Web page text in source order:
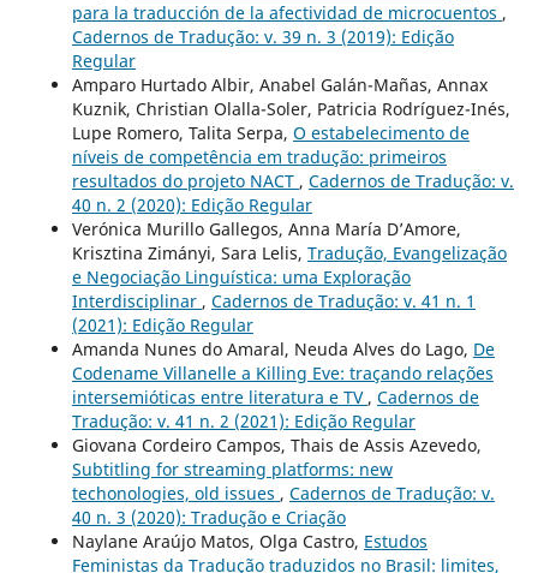
para la traducción de la afectividad de microcuentos ,
Cadernos de Tradução: v. 39 n. 3 (2019): Edição
Regular
Amparo Hurtado Albir, Anabel Galán-Mañas, Annax
Kuznik, Christian Olalla-Soler, Patricia Rodríguez-Inés,
Lupe Romero, Talita Serpa, O estabelecimento de
níveis de competência em tradução: primeiros
resultados do projeto NACT , Cadernos de Tradução: v.
40 n. 2 (2020): Edição Regular
Verónica Murillo Gallegos, Anna María D’Amore,
Krisztina Zimányi, Sara Lelis, Tradução, Evangelização
e Negociação Linguística: uma Exploração
Interdisciplinar , Cadernos de Tradução: v. 41 n. 1
(2021): Edição Regular
Amanda Nunes do Amaral, Neuda Alves do Lago, De
Codename Villanelle a Killing Eve: traçando relações
intersemióticas entre literatura e TV , Cadernos de
Tradução: v. 41 n. 2 (2021): Edição Regular
Giovana Cordeiro Campos, Thais de Assis Azevedo,
Subtitling for streaming platforms: new
techonologies, old issues , Cadernos de Tradução: v.
40 n. 3 (2020): Tradução e Criação
Naylane Araújo Matos, Olga Castro, Estudos
Feministas da Tradução traduzidos no Brasil: limites,